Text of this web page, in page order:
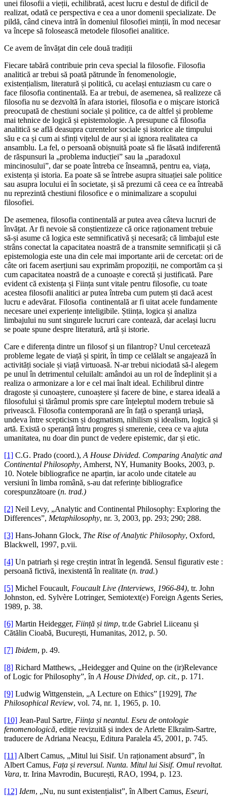
unei filosofii a vieții, echilibrată, acest lucru e destul de dificil de
realizat, odată ce perspectiva e cea a unor domenii specializate. De
pildă, când cineva intră în domeniul filosofiei minții, în mod necesar
va începe să folosească metodele filosofiei analitice.
Ce avem de învățat din cele două tradiții
Fiecare tabără contribuie prin ceva special la filosofie. Filosofia
analitică ar trebui să poată pătrunde în fenomenologie,
existențialism, literatură și politică, cu același entuziasm cu care o
face filosofia continentală. Ea ar trebui, de asemenea, să realizeze că
filosofia nu se dezvoltă în afara istoriei, filosofia e o mișcare istorică
preocupată de chestiuni sociale și politice, ca de altfel și probleme
mai tehnice de logică și epistemologie. A presupune că filosofia
analitică se află deasupra curentelor sociale și istorice ale timpului
său e ca și cum ai sfinți vițelul de aur și ai ignora realitatea ca
ansamblu. La fel, o persoană obișnuită poate să fie lăsată indiferentă
de răspunsuri la „problema inducției” sau la „paradoxul
mincinosului”, dar se poate întreba ce înseamnă, pentru ea, viața,
existența și istoria. Ea poate să se întrebe asupra situației sale politice
sau asupra locului ei în societate, și să prezumi că ceea ce ea întreabă
nu reprezintă chestiuni filosofice e o minimalizare a scopului
filosofiei.
De asemenea, filosofia continentală ar putea avea câteva lucruri de
învățat. Ar fi nevoie să conștientizeze că orice raționament trebuie
să-și asume că logica este semnificativă și necesară; că limbajul este
strâns conectat la capacitatea noastră de a transmite semnificații și că
epistemologia este una din cele mai importante arii de cercetat: ori de
câte ori facem aserțiuni sau exprimăm propoziții, ne comportăm ca și
cum capacitatea noastră de a cunoaște e corectă și justificată. Pare
evident că existența și Ființa sunt vitale pentru filosofie, cu toate
acestea filosofii analitici ar putea întreba cum putem ști dacă acest
lucru e adevărat. Filosofia continentală ar fi uitat acele fundamente
necesare unei experiențe inteligibile. Știința, logica și analiza
limbajului nu sunt singurele lucruri care contează, dar același lucru
se poate spune despre literatură, artă și istorie.
Care e diferența dintre un filosof și un filantrop? Unul cercetează
probleme legate de viață și spirit, în timp ce celălalt se angajează în
activități sociale și viață virtuoasă. N-ar trebui niciodată să-l alegem
pe unul în detrimentul celuilalt: amândoi au un rol de îndeplinit și a
realiza o armonizare a lor e cel mai înalt ideal. Echilibrul dintre
dragoste și cunoaștere, cunoaștere și facere de bine, e starea ideală a
filosofului și tărâmul promis spre care înțeleptul modern trebuie să
privească. Filosofia contemporană are în față o speranță uriașă,
undeva între scepticism și dogmatism, nihilism și idealism, logică și
artă. Există o speranță întru progres și smerenie, ceea ce va ajuta
umanitatea, nu doar din punct de vedere epistemic, dar și etic.
[1] C.G. Prado (coord.), A House Divided. Comparing Analytic and
Continental Philosophy, Amherst, NY, Humanity Books, 2003, p.
10. Notele bibliografice ne aparțin, iar acolo unde citatele au
versiuni în limba română, s-au dat referințe bibliografice
corespunzătoare (n. trad.)
[2] Neil Levy, „Analytic and Continental Philosophy: Exploring the
Differences”, Metaphilosophy, nr. 3, 2003, pp. 293; 290; 288.
[3] Hans-Johann Glock, The Rise of Analytic Philosophy, Oxford,
Blackwell, 1997, p.vii.
[4] Un patriarh și rege creștin intrat în legendă. Sensul figurativ este :
persoană fictivă, inexistentă în realitate (n. trad.)
[5] Michel Foucault, Foucault Live (Interviews, 1966-84), tr. John
Johnston, ed. Sylvère Lotringer, Semiotext(e) Foreign Agents Series,
1989, p. 38.
[6] Martin Heidegger, Ființă și timp, tr.de Gabriel Liiceanu și
Cătălin Cioabă, București, Humanitas, 2012, p. 50.
[7] Ibidem, p. 49.
[8] Richard Matthews, „Heidegger and Quine on the (ir)Relevance
of Logic for Philosophy”, în A House Divided, op. cit., p. 171.
[9] Ludwig Wittgenstein, „A Lecture on Ethics” [1929], The
Philosophical Review, vol. 74, nr. 1, 1965, p. 10.
[10] Jean-Paul Sartre, Ființa și neantul. Eseu de ontologie
fenomenologică, ediție revizuită și index de Arlette Elkraïm-Sartre,
traducere de Adriana Neacșu, Editura Paralela 45, 2001, p. 745.
[11] Albert Camus, „Mitul lui Sisif. Un raționament absurd”, în
Albert Camus, Fața și reversul. Nunta. Mitul lui Sisif. Omul revoltat.
Vara, tr. Irina Mavrodin, București, RAO, 1994, p. 123.
[12] Idem, „Nu, nu sunt existențialist”, în Albert Camus, Eseuri,